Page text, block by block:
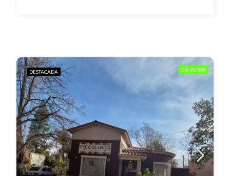
DESTACADA EN VENTA